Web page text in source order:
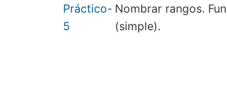
Práctico-
5
Nombrar rangos.
(simple).